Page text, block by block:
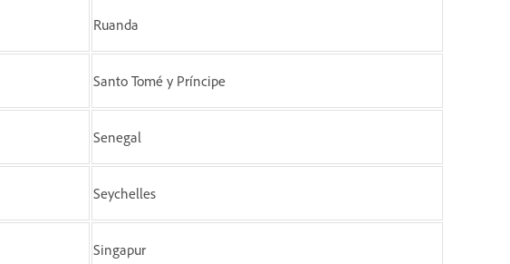
Ruanda
Santo Tomé y Príncipe
Senegal
Seychelles
Singapur